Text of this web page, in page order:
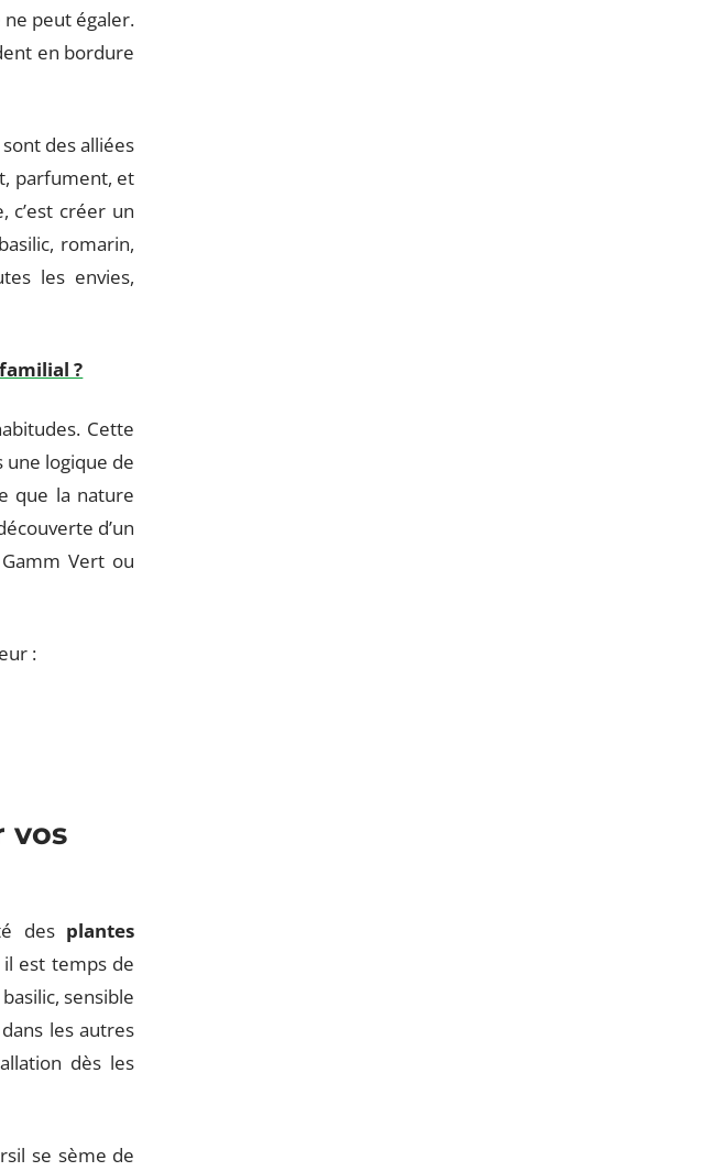
peut égaler.
en bordure
des alliées
parfument, et
c’est créer un
romarin,
les envies,
?
Cette
une logique de
que la nature
d’un
Vert ou
:
vos
des plantes
est temps de
sensible
les autres
dès les
se sème de